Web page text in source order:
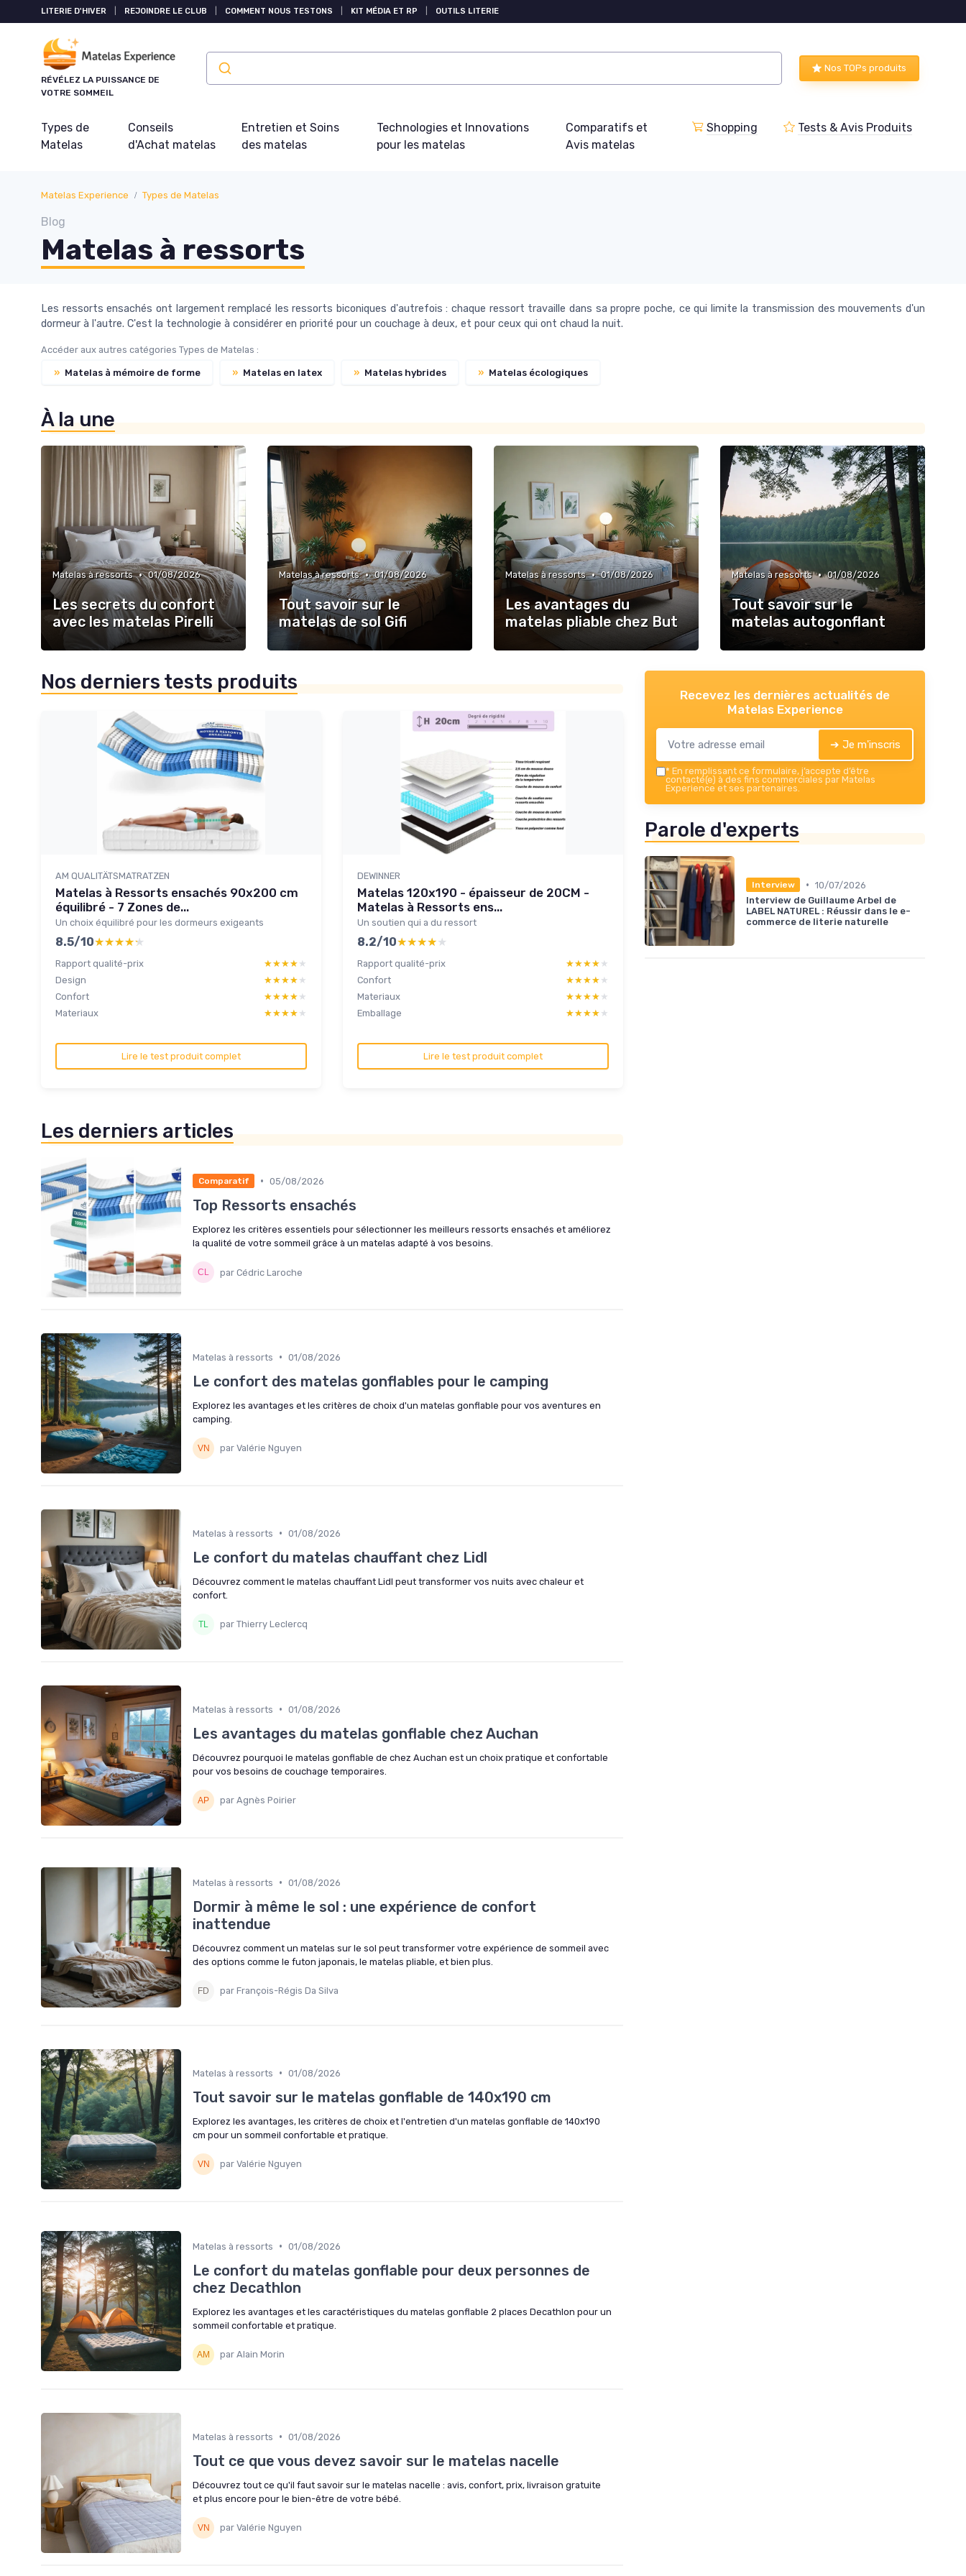
LITERIE D'HIVER REJOINDRE LE CLUB COMMENT NOUS TESTONS KIT MÉDIA ET RP OUTILS LITERIE
RÉVÉLEZ LA PUISSANCE DE
VOTRE SOMMEIL
Nos TOPs produits
Types de
Matelas
Conseils
d'Achat matelas
Entretien et Soins
des matelas
Technologies et Innovations
pour les matelas
Comparatifs et
Avis matelas
Shopping Tests & Avis Produits
Matelas Experience Types de Matelas
Blog
Matelas à ressorts
Les ressorts ensachés ont largement remplacé les ressorts biconiques d'autrefois : chaque ressort travaille dans sa propre poche, ce qui limite la transmission des mouvements d'un
dormeur à l'autre. C'est la technologie à considérer en priorité pour un couchage à deux, et pour ceux qui ont chaud la nuit.
Accéder aux autres catégories Types de Matelas :
» Matelas à mémoire de forme » Matelas en latex » Matelas hybrides » Matelas écologiques
À la une
Matelas à ressorts • 01/08/2026
Les secrets du confort
avec les matelas Pirelli
Matelas à ressorts • 01/08/2026
Tout savoir sur le
matelas de sol Gifi
Matelas à ressorts • 01/08/2026
Les avantages du
matelas pliable chez But
Matelas à ressorts • 01/08/2026
Tout savoir sur le
matelas autogonflant
Nos derniers tests produits
AM QUALITÄTSMATRATZEN
Matelas à Ressorts ensachés 90x200 cm
équilibré - 7 Zones de...
Un choix équilibré pour les dormeurs exigeants
8.5/10★★★★★
★★★★★
Rapport qualité-prix ★★★★★
★★★★★
Design
★★★★★
★★★★★
Confort
★★★★★
★★★★★
Materiaux
★★★★★
★★★★★
Lire le test produit complet
DEWINNER
Matelas 120x190 - épaisseur de 20CM -
Matelas à Ressorts ens...
Un soutien qui a du ressort
8.2/10★★★★★
★★★★★
Rapport qualité-prix ★★★★★
★★★★★
Confort
★★★★★
★★★★★
Materiaux
★★★★★
★★★★★
Emballage
★★★★★
★★★★★
Lire le test produit complet
Les derniers articles
Comparatif • 05/08/2026
Top Ressorts ensachés
Explorez les critères essentiels pour sélectionner les meilleurs ressorts ensachés et améliorez
la qualité de votre sommeil grâce à un matelas adapté à vos besoins.
par Cédric Laroche
Matelas à ressorts • 01/08/2026
Le confort des matelas gonflables pour le camping
Explorez les avantages et les critères de choix d'un matelas gonflable pour vos aventures en
camping.
par Valérie Nguyen
Matelas à ressorts • 01/08/2026
Le confort du matelas chauffant chez Lidl
Découvrez comment le matelas chauffant Lidl peut transformer vos nuits avec chaleur et
confort.
par Thierry Leclercq
Matelas à ressorts • 01/08/2026
Les avantages du matelas gonflable chez Auchan
Découvrez pourquoi le matelas gonflable de chez Auchan est un choix pratique et confortable
pour vos besoins de couchage temporaires.
par Agnès Poirier
Matelas à ressorts • 01/08/2026
Dormir à même le sol : une expérience de confort
inattendue
Découvrez comment un matelas sur le sol peut transformer votre expérience de sommeil avec
des options comme le futon japonais, le matelas pliable, et bien plus.
par François-Régis Da Silva
Matelas à ressorts • 01/08/2026
Tout savoir sur le matelas gonflable de 140x190 cm
Explorez les avantages, les critères de choix et l'entretien d'un matelas gonflable de 140x190
cm pour un sommeil confortable et pratique.
par Valérie Nguyen
Matelas à ressorts • 01/08/2026
Le confort du matelas gonflable pour deux personnes de
chez Decathlon
Explorez les avantages et les caractéristiques du matelas gonflable 2 places Decathlon pour un
sommeil confortable et pratique.
par Alain Morin
Matelas à ressorts • 01/08/2026
Tout ce que vous devez savoir sur le matelas nacelle
Découvrez tout ce qu'il faut savoir sur le matelas nacelle : avis, confort, prix, livraison gratuite
et plus encore pour le bien-être de votre bébé.
par Valérie Nguyen
Recevez les dernières actualités de
Matelas Experience
➔ Je m'inscris
* En remplissant ce formulaire, j’accepte d’être
contacté(e) à des fins commerciales par Matelas
Experience et ses partenaires.
Parole d'experts
Interview • 10/07/2026
Interview de Guillaume Arbel de
LABEL NATUREL : Réussir dans le e-
commerce de literie naturelle
Panneau de gestion des cookies